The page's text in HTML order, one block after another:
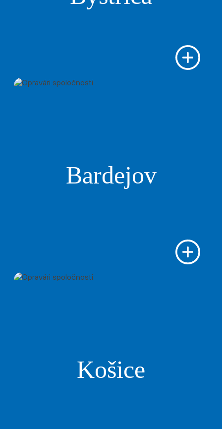
Bardejov
Košice